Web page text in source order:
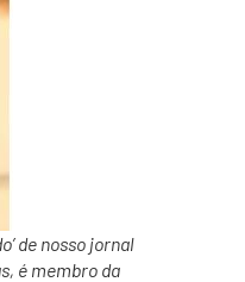
de nosso jornal
é membro da